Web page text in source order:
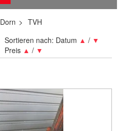
Dorn TVH
Sortieren nach: Datum ▲ / ▼
Preis ▲ / ▼